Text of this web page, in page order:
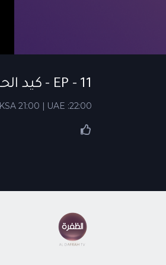
EP - 11 - كيد الحريم | الحلقة 11
KSA 21:00 | UAE :22:00